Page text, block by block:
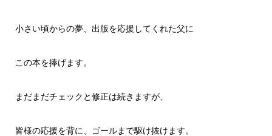
小さい頃からの夢、出版を応援してくれた父に
この本を捧げます。
まだまだチェックと修正は続きますが、
皆様の応援を背に、ゴールまで駆け抜けます。